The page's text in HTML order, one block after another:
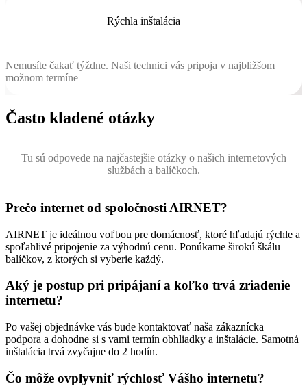
Rýchla inštalácia
Nemusíte čakať týždne. Naši technici vás pripoja v najbližšom
možnom termíne
Často kladené otázky
Tu sú odpovede na najčastejšie otázky o našich internetových
službách a balíčkoch.
Prečo internet od spoločnosti AIRNET?
AIRNET je ideálnou voľbou pre domácnosť, ktoré hľadajú rýchle a
spoľahlivé pripojenie za výhodnú cenu. Ponúkame širokú škálu
balíčkov, z ktorých si vyberie každý.
Aký je postup pri pripájaní a koľko trvá zriadenie
internetu?
Po vašej objednávke vás bude kontaktovať naša zákaznícka
podpora a dohodne si s vami termín obhliadky a inštalácie. Samotná
inštalácia trvá zvyčajne do 2 hodín.
Čo môže ovplyvniť rýchlosť Vášho internetu?